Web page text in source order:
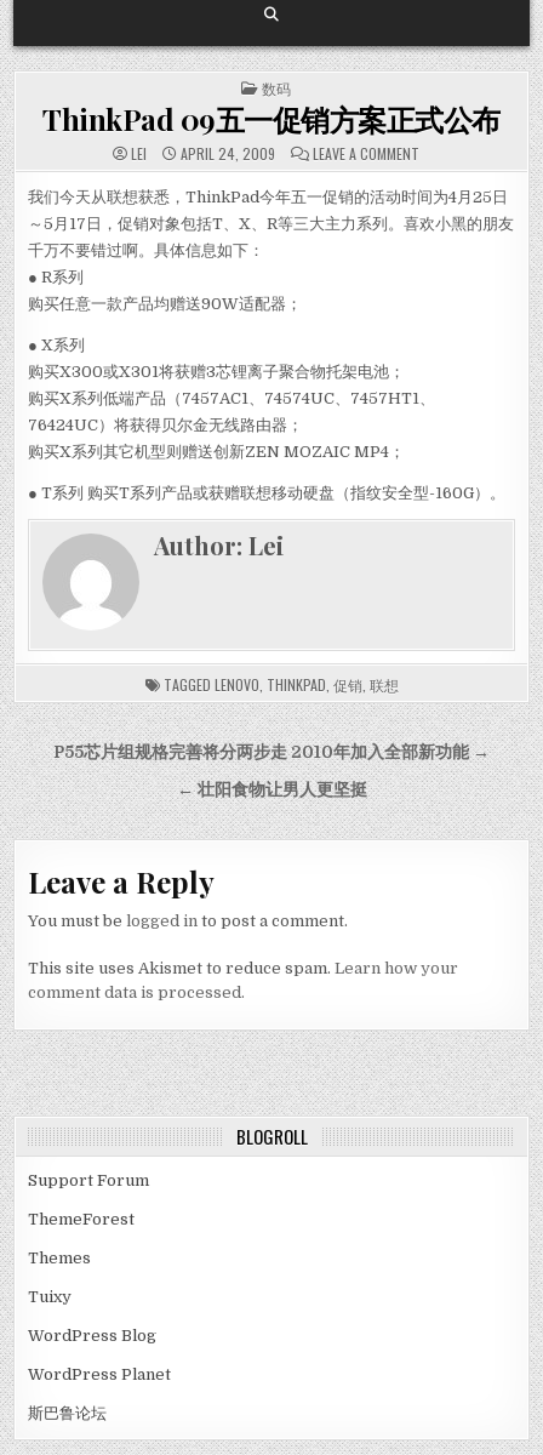
POSTED IN
数码
ThinkPad 09五一促销方案正式公布
LEI APRIL 24, 2009 LEAVE A COMMENTON THINKPAD 09
我们今天从联想获悉，ThinkPad今年五一促销的活动时间为4月25日
～5月17日，促销对象包括T、X、R等三大主力系列。喜欢小黑的朋友
千万不要错过啊。具体信息如下：
● R系列
购买任意一款产品均赠送90W适配器；
● X系列
购买X300或X301将获赠3芯锂离子聚合物托架电池；
购买X系列低端产品（7457AC1、74574UC、7457HT1、
76424UC）将获得贝尔金无线路由器；
购买X系列其它机型则赠送创新ZEN MOZAIC MP4；
● T系列 购买T系列产品或获赠联想移动硬盘（指纹安全型-160G）。
Author:Lei
TAGGED LENOVO THINKPAD 促销 联想
Post navigation
P55芯片组规格完善将分两步走 2010年加入全部新功能 →
← 壮阳食物让男人更坚挺
Leave a Reply
You must belogged in to post a comment.
This site uses Akismet to reduce spam.Learn how your
comment data is processed.
BLOGROLL
Support Forum
ThemeForest
Themes
Tuixy
WordPress Blog
WordPress Planet
斯巴鲁论坛